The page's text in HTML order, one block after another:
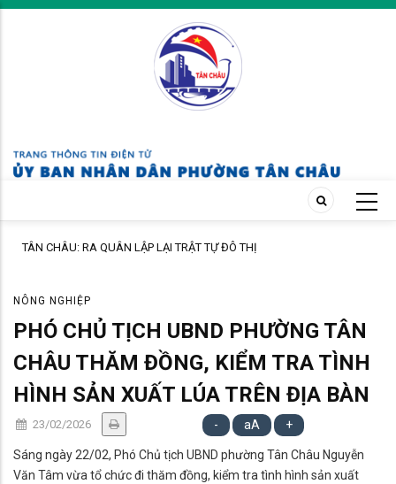
Skip
TÂN CHÂU: RA QUÂN LẬP LẠI TRẬT TỰ ĐÔ THỊ
NÔNG NGHIỆP
PHÓ CHỦ TỊCH UBND PHƯỜNG TÂN
CHÂU THĂM ĐỒNG, KIỂM TRA TÌNH
HÌNH SẢN XUẤT LÚA TRÊN ĐỊA BÀN
23/02/2026 - aA +
Sáng ngày 22/02, Phó Chủ tịch UBND phường Tân Châu Nguyễn
Văn Tâm vừa tổ chức đi thăm đồng, kiểm tra tình hình sản xuất